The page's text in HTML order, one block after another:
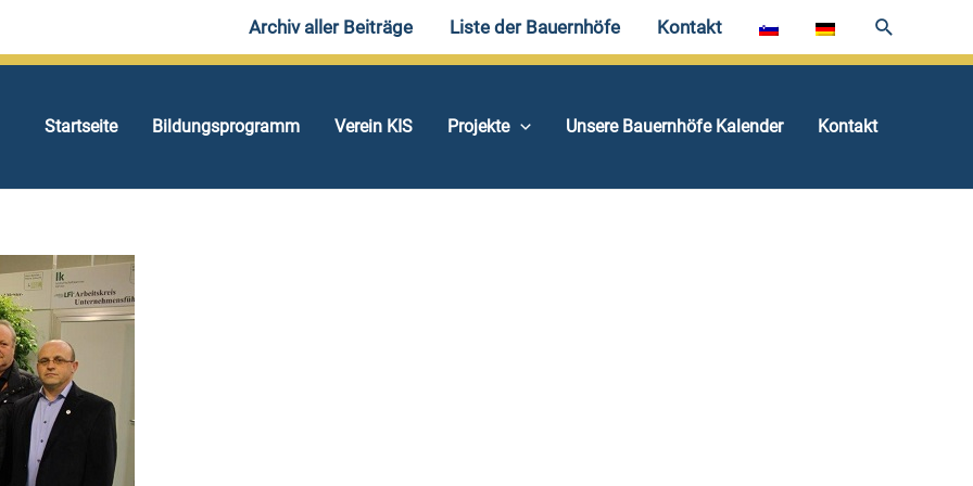
Archiv aller Beiträge Liste der Bauernhöfe Kontakt
Startseite Bildungsprogramm Verein KIS Projekte Unsere Bauernhöfe Kalender Kontakt